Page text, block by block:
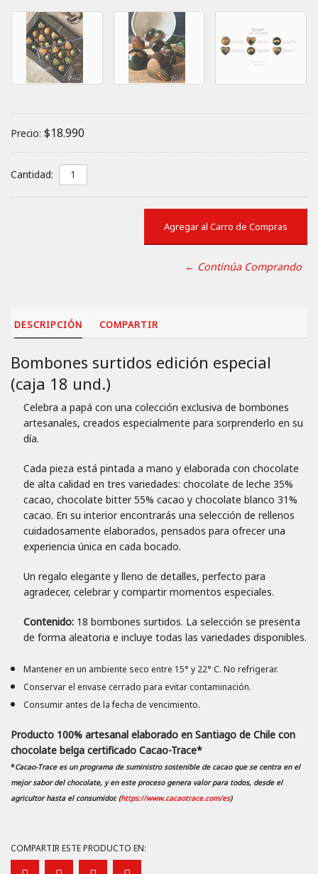
Precio: $18.990
Cantidad:
← Continúa Comprando
DESCRIPCIÓN COMPARTIR
Bombones surtidos edición especial
(caja 18 und.)
Celebra a papá con una colección exclusiva de bombones
artesanales, creados especialmente para sorprenderlo en su
día.
Cada pieza está pintada a mano y elaborada con chocolate
de alta calidad en tres variedades: chocolate de leche 35%
cacao, chocolate bitter 55% cacao y chocolate blanco 31%
cacao. En su interior encontrarás una selección de rellenos
cuidadosamente elaborados, pensados para ofrecer una
experiencia única en cada bocado.
Un regalo elegante y lleno de detalles, perfecto para
agradecer, celebrar y compartir momentos especiales.
Contenido:18 bombones surtidos. La selección se presenta
de forma aleatoria e incluye todas las variedades disponibles.
Mantener en un ambiente seco entre 15° y 22° C. No refrigerar.
Conservar el envase cerrado para evitar contaminación.
Consumir antes de la fecha de vencimiento.
Producto 100% artesanal elaborado en Santiago de Chile con
chocolate belga certificado Cacao-Trace*
*Cacao-Trace es un programa de suministro sostenible de cacao que se centra en el
mejor sabor del chocolate, y en este proceso genera valor para todos, desde el
agricultor hasta el consumidor. (https://www.cacaotrace.com/es)
COMPARTIR ESTE PRODUCTO EN: